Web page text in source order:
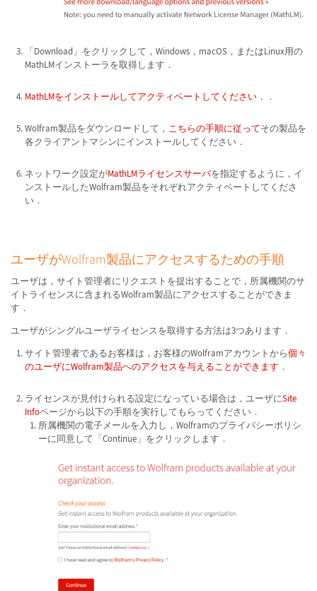
「Download」をクリックして，Windows，macOS，またはLinux用の
MathLMインストーラを取得します．
MathLMをインストールしてアクティベートしてください． ．
Wolfram製品をダウンロードして， こちらの手順に従ってその製品を
各クライアントマシンにインストールしてください．
ネットワーク設定がMathLMライセンスサーバを指定するように，イ
ンストールしたWolfram製品をそれぞれアクティベートしてくださ
い．
ユーザがWolfram製品にアクセスするための手順
ユーザは，サイト管理者にリクエストを提出することで，所属機関のサ
イトライセンスに含まれるWolfram製品にアクセスすることができま
す．
ユーザがシングルユーザライセンスを取得する方法は3つあります．
サイト管理者であるお客様は，お客様のWolframアカウントから個々
のユーザにWolfram製品へのアクセスを与えることができます ．
ライセンスが見付けられる設定になっている場合は，ユーザにSite
Infoページから以下の手順を実行してもらってください．
所属機関の電子メールを入力し，Wolframのプライバシーポリシ
ーに同意して「Continue」をクリックします．